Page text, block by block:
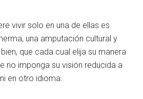
vivir solo en una de ellas es
una amputación cultural y
que cada cual elija su manera
no imponga su visión reducida a
en otro idioma.